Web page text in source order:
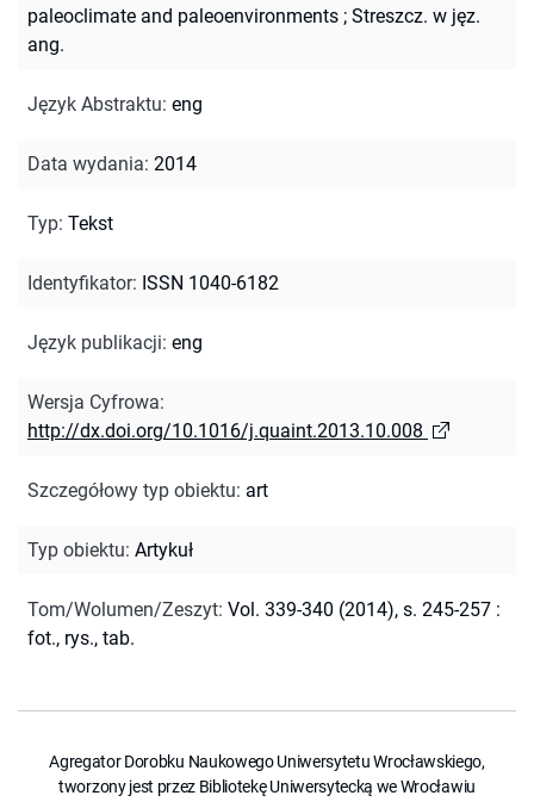
paleoclimate and paleoenvironments ; Streszcz. w jęz.
ang.
Język Abstraktu: eng
Data wydania: 2014
Typ: Tekst
Identyfikator: ISSN 1040-6182
Język publikacji: eng
Wersja Cyfrowa:
http://dx.doi.org/10.1016/j.quaint.2013.10.008
Szczegółowy typ obiektu: art
Typ obiektu: Artykuł
Tom/Wolumen/Zeszyt: Vol. 339-340 (2014), s. 245-257 :
fot., rys., tab.
Agregator Dorobku Naukowego Uniwersytetu Wrocławskiego,
tworzony jest przez Bibliotekę Uniwersytecką we Wrocławiu